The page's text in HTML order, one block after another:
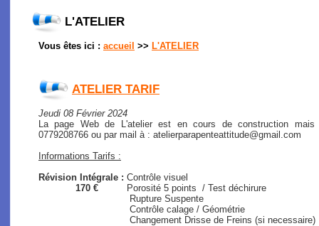
L'ATELIER
Vous êtes ici : accueil >> L'ATELIER
ATELIER TARIF
Jeudi 08 Février 2024
La page Web de L'atelier est en cours de construction
0779208766 ou par mail à : atelierparapenteattitude@gmail.com
Informations Tarifs :
Révision Intégrale : Contrôle visuel
170 € Porosité 5 points / Test déchirure
Rupture Suspente
Contrôle calage / Géométrie
Changement Drisse de Freins (si necessaire)